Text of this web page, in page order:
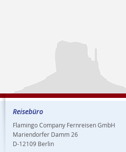
Reisebüro
Flamingo Company Fernreisen GmbH
Mariendorfer Damm 26
D-12109 Berlin